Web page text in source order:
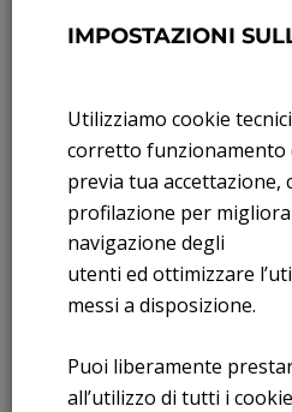
2018,Bandi e Gare ,FN
Leggi Tutto
Codice Gara:
Numero Procedura:
668
2018,Bandi e Gare,FN
FORNITURA DI MORSETTI
Leggi Tutto
IMPOSTAZIONI
Utilizziamo cookie
corretto funzionamento
previa tua accettazione,
profilazione per
navigazione degli
utenti ed ottimizzare
messi a disposizione.
Puoi liberamente
all’utilizzo di tutti i